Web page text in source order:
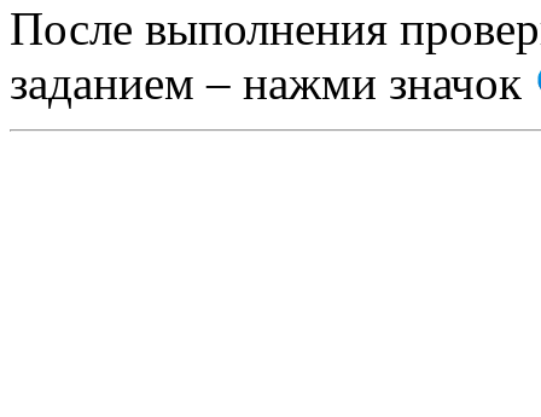
После выполнения
заданием – нажми значок